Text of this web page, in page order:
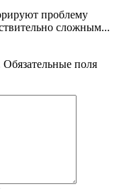
проблему
сложным...
Обязательные поля